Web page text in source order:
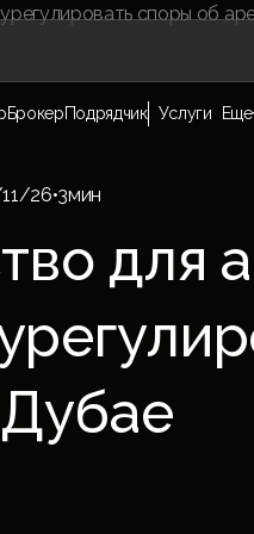
БрокерПодрядчик Услуги Еще
26•3мин
для